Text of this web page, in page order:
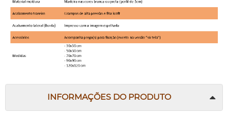
INFORMAÇÕES DO PRODUTO